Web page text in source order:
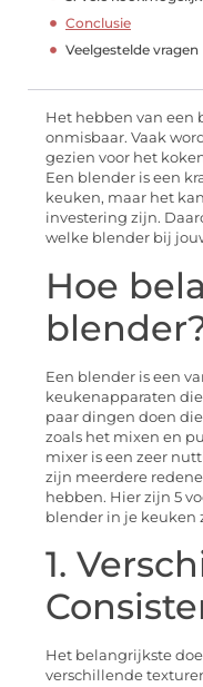
Conclusie
Veelgestelde vragen
Het hebben van een
onmisbaar. Vaak
gezien voor het
Een blender is een
keuken, maar het
investering zijn.
welke blender bij
Hoe
Een blender is een
keukenapparaten
paar dingen doen
zoals het mixen en
mixer is een zeer
zijn meerdere
hebben. Hier zijn 5
blender in je keuken
1.
Het belangrijkste
verschillende